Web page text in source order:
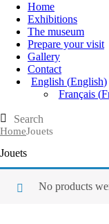
Home
Exhibitions
The museum
Prepare your visit
Gallery
Contact
English (English)
Français(
HomeJouets
Jouets
No products